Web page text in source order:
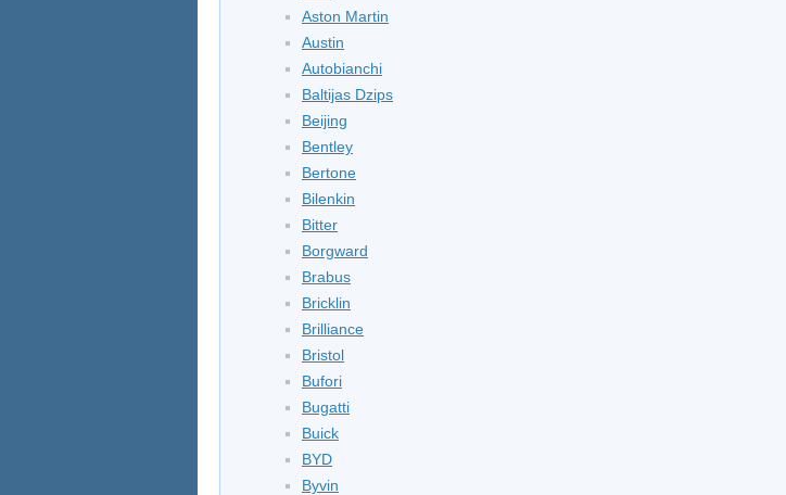
Aston Martin
Austin
Autobianchi
Baltijas Dzips
Beijing
Bentley
Bertone
Bilenkin
Bitter
Borgward
Brabus
Bricklin
Brilliance
Bristol
Bufori
Bugatti
Buick
BYD
Byvin